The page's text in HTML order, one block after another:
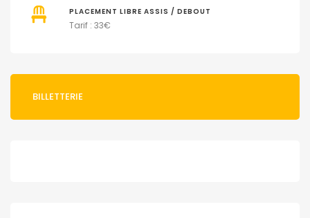
PLACEMENT LIBRE ASSIS / DEBOUT
Tarif : 33€
BILLETTERIE